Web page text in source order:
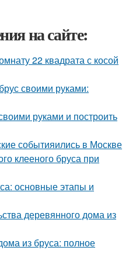
на сайте:
22 квадрата с косой
своими руками:
руками и построить
событияились в Москве
клееного бруса при
основные этапы и
деревянного дома из
из бруса: полное